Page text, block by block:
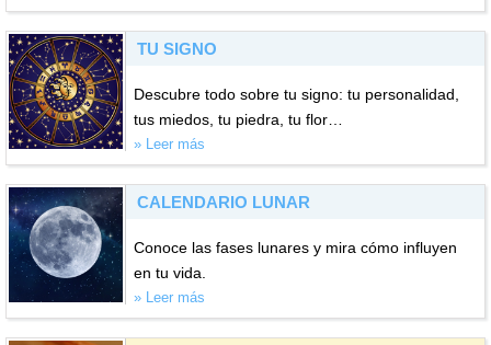
TU SIGNO
Descubre todo sobre tu signo: tu personalidad,
tus miedos, tu piedra, tu flor…
» Leer más
CALENDARIO LUNAR
Conoce las fases lunares y mira cómo influyen
en tu vida.
» Leer más